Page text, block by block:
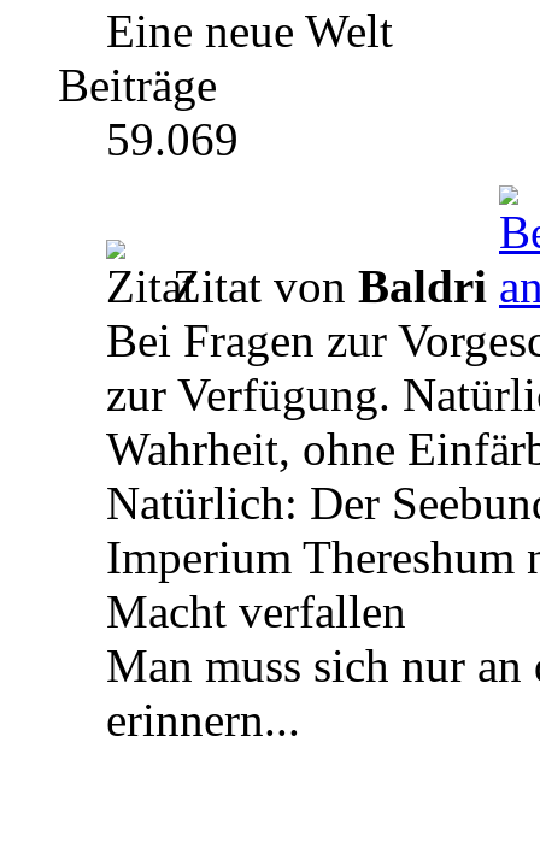
Eine neue Welt
Beiträge
59.069
Zitat von Baldri
Bei Fragen zur
zur Verfügung.
Wahrheit, ohne
Natürlich: Der
Imperium Thereshum
Macht verfallen
Man muss sich nur
erinnern...